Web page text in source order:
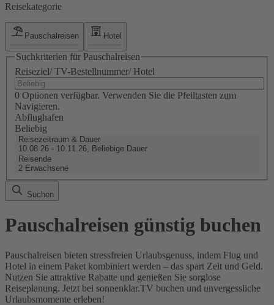
Reisekategorie
Pauschalreisen Hotel
Suchkriterien für Pauschalreisen
Reiseziel/ TV-Bestellnummer/ Hotel
0 Optionen verfügbar. Verwenden Sie die Pfeiltasten zum
Navigieren.
Abflughafen
Beliebig
Reisezeitraum & Dauer
10.08.26 - 10.11.26, Beliebige Dauer
Reisende
2 Erwachsene
Suchen
Pauschalreisen günstig buchen
Pauschalreisen bieten stressfreien Urlaubsgenuss, indem Flug und
Hotel in einem Paket kombiniert werden – das spart Zeit und Geld.
Nutzen Sie attraktive Rabatte und genießen Sie sorglose
Reiseplanung. Jetzt bei sonnenklar.TV buchen und unvergessliche
Urlaubsmomente erleben!